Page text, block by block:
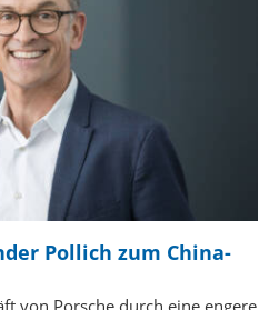
Pollich zum China-